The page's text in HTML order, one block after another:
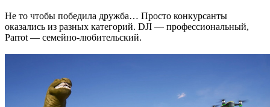
Не то чтобы победила дружба… Просто конкурсанты
оказались из разных категорий. DJI — профессиональный,
Parrot — семейно-любительский.